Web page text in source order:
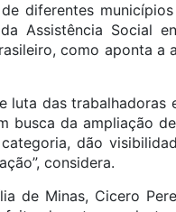
diferentes
Assistência Social
como aponta a
luta das trabalhadoras
busca da ampliação
dão
considera.
de Minas, Cicero